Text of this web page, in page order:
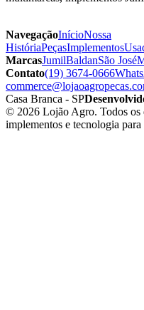
NavegaçãoInícioNossa
HistóriaPeçasImplementos
MarcasJumilBaldanSão José
Contato(19) 3674-0666
Casa Branca - SP
© 2026 Lojão Agro. Todos os
implementos e tecnologia para